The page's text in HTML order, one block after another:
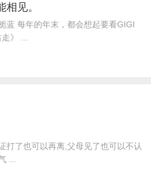
见。
蓝 每年的年末，都会想起要看GIGI
》 ...
打了也可以再离,父母见了也可以不认
...